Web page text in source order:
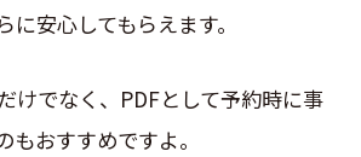
に安心してもらえます。
けでなく、PDFとして予約時に事
もおすすめですよ。